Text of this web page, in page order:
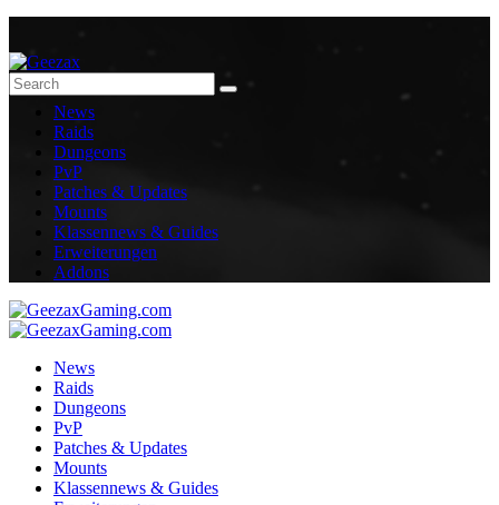
News
Raids
Dungeons
PvP
Patches & Updates
Mounts
Klassennews & Guides
Erweiterungen
Addons
News
Raids
Dungeons
PvP
Patches & Updates
Mounts
Klassennews & Guides